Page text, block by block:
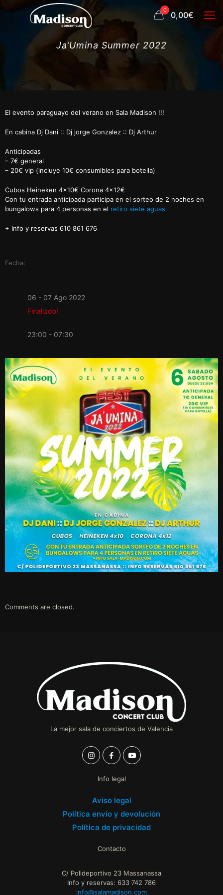
0 0,00€
Ja’Umina Summer 2022
El evento paraguayo del verano en Sala Madison !!!
En cabina Dj Dani :: Dj jorge Gonzalez :: Dj Arthur
Anticipadas
– 7€ general
– 20€ vip (incluye 10€ consumibles para botella)
Cubos Heineken 4×10€ Corona 4×12€
Con tu entrada anticipada participa en el sorteo de 2 noches en
bungalows para 4 personas en el retiro siete aguas
+ Info y reservas 610 861 676
Fecha:
06 - 07 Ago 2022
Finalizdo!
23:00 - 07:30
Comments are closed.
La mejor sala de conciertos de Valencia
Info legal
Aviso legal
Política envío y devolución
Política de privacidad
Contacto
C/ Polideportivo 23 Massanassa
Info y reservas: 633 742 786
info@salamadison.com